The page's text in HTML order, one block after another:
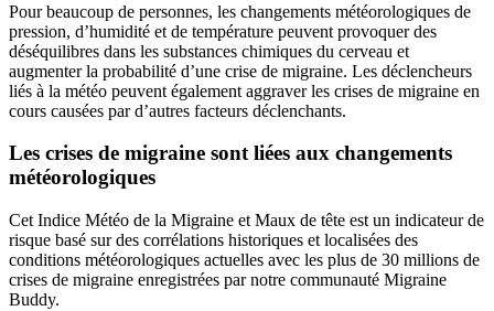
Pour beaucoup de personnes, les changements météorologiques de
pression, d’humidité et de température peuvent provoquer des
déséquilibres dans les substances chimiques du cerveau et
augmenter la probabilité d’une crise de migraine. Les déclencheurs
liés à la météo peuvent également aggraver les crises de migraine en
cours causées par d’autres facteurs déclenchants.
Les crises de migraine sont liées aux changements
météorologiques
Cet Indice Météo de la Migraine et Maux de tête est un indicateur de
risque basé sur des corrélations historiques et localisées des
conditions météorologiques actuelles avec les plus de 30 millions de
crises de migraine enregistrées par notre communauté Migraine
Buddy.